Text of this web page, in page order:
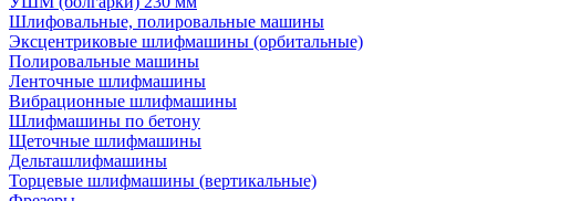
Шлифовальные, полировальные машины
Эксцентриковые шлифмашины (орбитальные)
Полировальные машины
Ленточные шлифмашины
Вибрационные шлифмашины
Шлифмашины по бетону
Щеточные шлифмашины
Дельташлифмашины
Торцевые шлифмашины (вертикальные)